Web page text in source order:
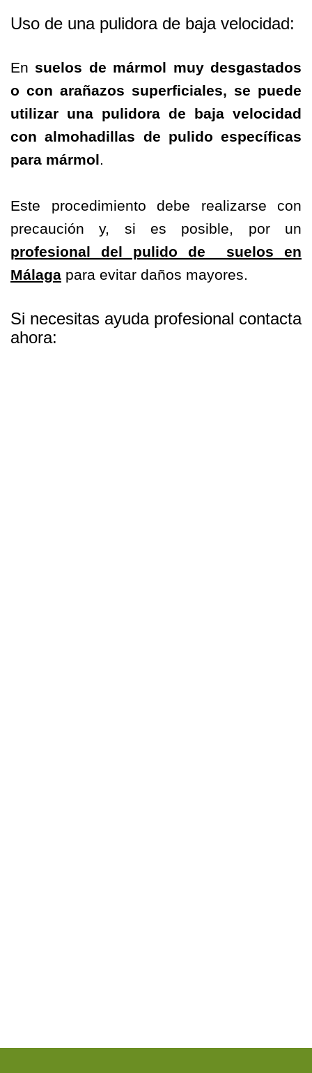
Uso de una pulidora de baja velocidad:
En suelos de mármol muy desgastados
o con arañazos superficiales, se puede
utilizar una pulidora de baja velocidad
con almohadillas de pulido específicas
para mármol.
Este procedimiento debe realizarse con
precaución y, si es posible, por un
profesional del pulido de suelos en
Málaga para evitar daños mayores.
Si necesitas ayuda profesional contacta
ahora: